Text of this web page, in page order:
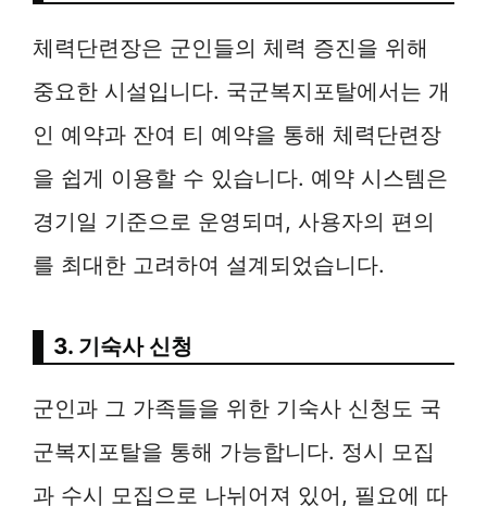
체력단련장은 군인들의 체력 증진을 위해
중요한 시설입니다. 국군복지포탈에서는 개
인 예약과 잔여 티 예약을 통해 체력단련장
을 쉽게 이용할 수 있습니다. 예약 시스템은
경기일 기준으로 운영되며, 사용자의 편의
를 최대한 고려하여 설계되었습니다.
3. 기숙사 신청
군인과 그 가족들을 위한 기숙사 신청도 국
군복지포탈을 통해 가능합니다. 정시 모집
과 수시 모집으로 나뉘어져 있어, 필요에 따